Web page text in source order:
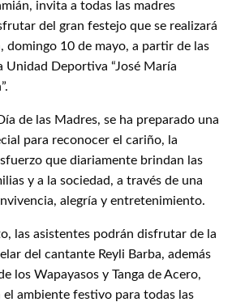
invita a todas las madres
del gran festejo que se realizará
domingo 10 de mayo, a partir de las
Unidad Deportiva “José María
de las Madres, se ha preparado una
para reconocer el cariño, la
que diariamente brindan las
y a la sociedad, a través de una
alegría y entretenimiento.
las asistentes podrán disfrutar de la
del cantante Reyli Barba, además
los Wapayasos y Tanga de Acero,
el ambiente festivo para todas las